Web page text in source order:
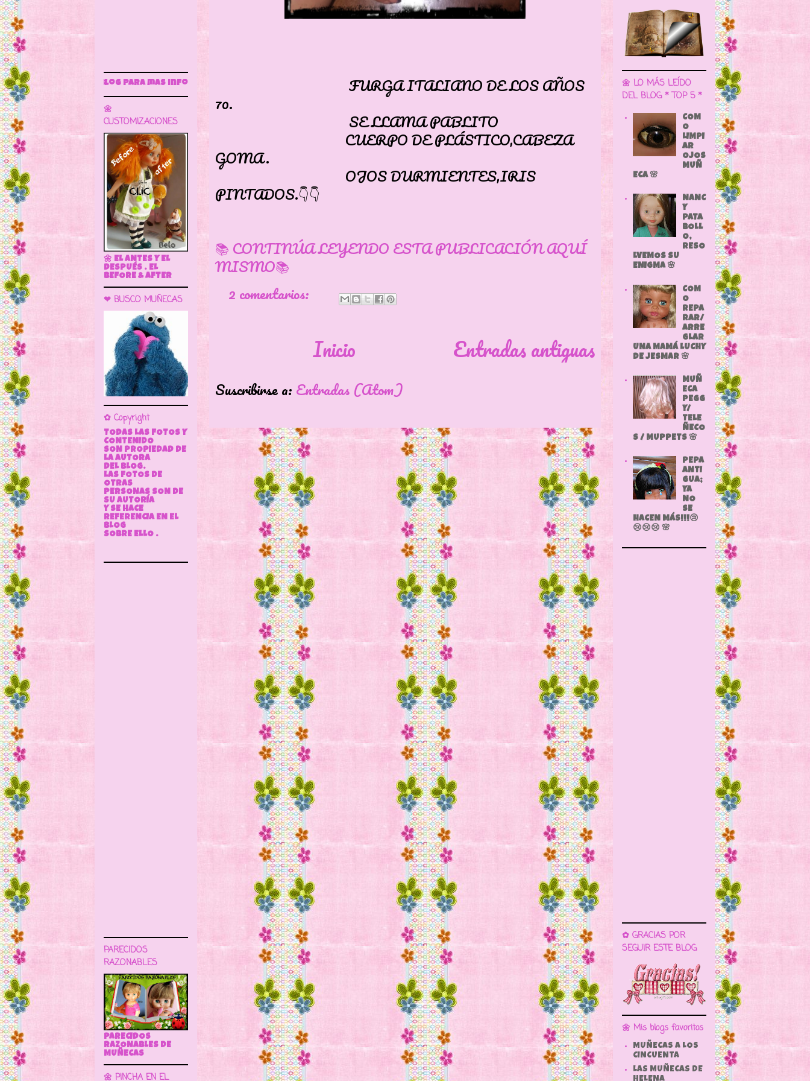
FURGA ITALIANO DE LOS AÑOS
70.
SE LLAMA PABLITO
CUERPO DE PLÁSTICO,CABEZA
GOMA.
OJOS DURMIENTES,IRIS
PINTADOS.👇👇
📚 CONTINÚA LEYENDO ESTA PUBLICACIÓN AQUÍ
MISMO📚
2 comentarios:
Entradas antiguas
Inicio
Suscribirse a: Entradas (Atom)
blog para más información
🌼
CUSTOMIZACIONES
🌼 EL ANTES Y EL
DESPUÉS . EL
BEFORE & AFTER
❤ BUSCO MUÑECAS
✿ Copyright
TODAS LAS FOTOS Y
CONTENIDO
SON PROPIEDAD DE
LA AUTORA
DEL BLOG.
LAS FOTOS DE
OTRAS
PERSONAS SON DE
SU AUTORÍA
Y SE HACE
REFERENCIA EN EL
BLOG
SOBRE ELLO .
PARECIDOS
RAZONABLES
PARECIDOS
RAZONABLES DE
MUÑECAS
🌼 PINCHA EN EL
🌼 LO MÁS LEÍDO
DEL BLOG * TOP 5 *
COM
O
LIMPI
AR
OJOS
MUÑ
ECA 🌸
NANC
Y
PATA
BOLL
O,
RESO
LVEMOS SU
ENIGMA 🌸
COM
O
REPA
RAR/
ARRE
GLAR
UNA MAMÁ LUCHY
DE JESMAR 🌸
MUÑ
ECA
PEGG
Y/
TELE
ÑECO
S / MUPPETS 🌸
PEPA
ANTI
GUA;
YA
NO
SE
HACEN MÁS!!!😢
😢😢😢 🌸
✿ GRACIAS POR
SEGUIR ESTE BLOG
🌼 Mis blogs favoritos
MUÑECAS A LOS
CINCUENTA
LAS MUÑECAS DE
HELENA